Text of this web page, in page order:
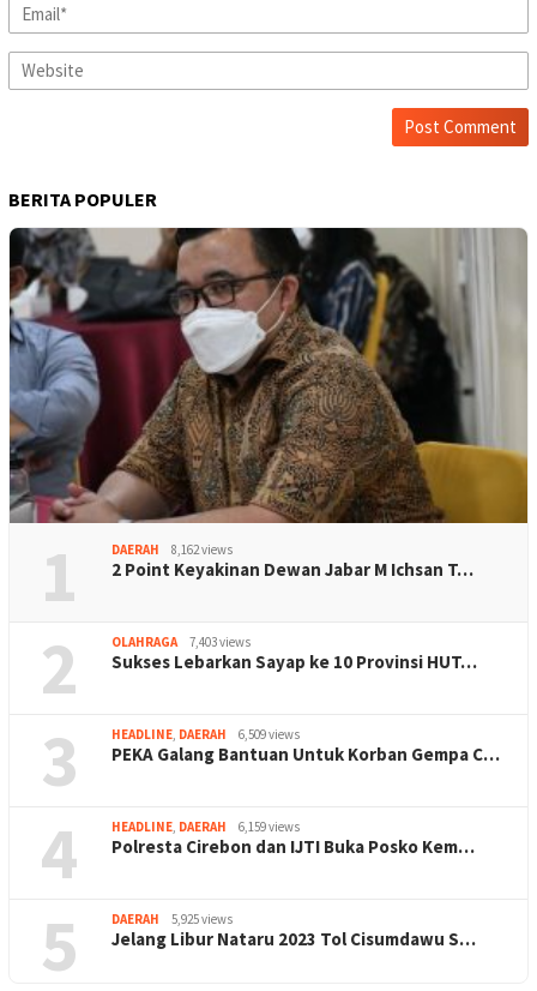
BERITA POPULER
1 DAERAH 8,162 views
2 Point Keyakinan Dewan Jabar M Ichsan T…
2 OLAHRAGA 7,403 views
Sukses Lebarkan Sayap ke 10 Provinsi HUT…
3 HEADLINE, DAERAH 6,509 views
PEKA Galang Bantuan Untuk Korban Gempa C…
4 HEADLINE, DAERAH 6,159 views
Polresta Cirebon dan IJTI Buka Posko Kem…
5 DAERAH 5,925 views
Jelang Libur Nataru 2023 Tol Cisumdawu S…